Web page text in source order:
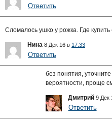
Ответить
Сломалось ушко у рожка. Где
Нина 8 Дек 16 в 17:33
Ответить
без понятия,
вероятности, проще
Дмитрий 9 Дек
Ответить